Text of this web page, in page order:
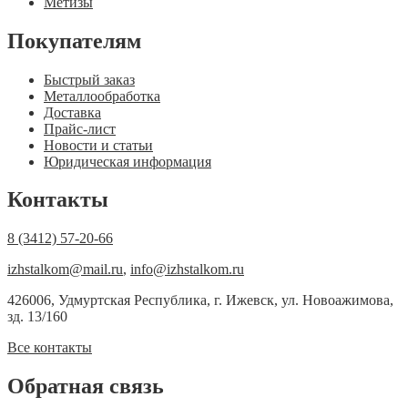
Покупателям
Быстрый заказ
Металлообработка
Доставка
Прайс-лист
Новости и статьи
Юридическая информация
Контакты
8 (3412) 57-20-66
izhstalkom@mail.ru, info@izhstalkom.ru
426006, Удмуртская Республика, г. Ижевск, ул. Новоажимова,
зд. 13/160
Все контакты
Обратная связь